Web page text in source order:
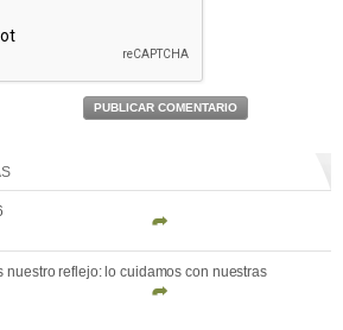
PUBLICAR COMENTARIO
nuestro reflejo: lo cuidamos con nuestras